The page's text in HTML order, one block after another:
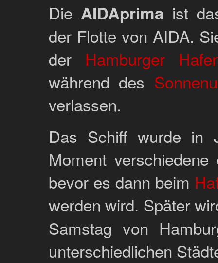
Die AIDAprima ist
der Flotte von AIDA.
der Hamburger
während des
verlassen.
Das Schiff wurde in
Moment
bevor es dann beim
werden wird. Später
Samstag von
unterschiedlichen